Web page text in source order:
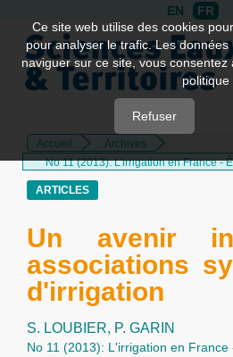
Quick
jump
page
Main
Navigation
Main
EN FR
Accueil
Archives
No 11 (2013): L'irrigation en France -
ARTICLES
Un avenir
associations
d'irrigation
S. LOUBIER, P. GARIN
No 11 (2013): L'irrigation en
Ce site web utilise des cookies
pour analyser le trafic. Les
naviguer sur ce site, vous
politique
Refuser